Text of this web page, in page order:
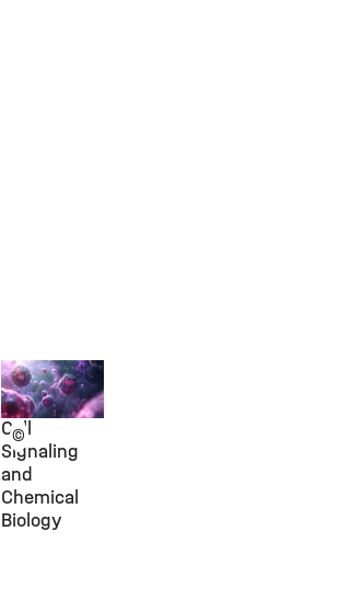
©
Labor
Hadian
Cell
Signaling
and
Chemical
Biology